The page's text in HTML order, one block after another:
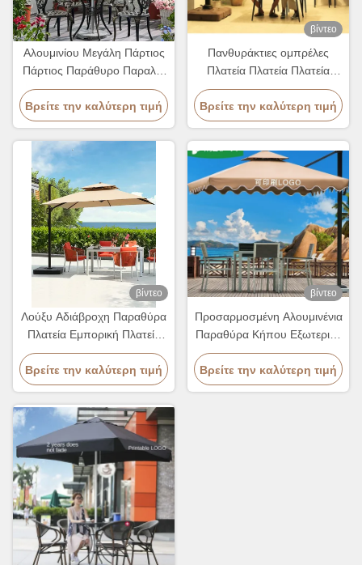
Αλουμινίου Μεγάλη Πάρτιος
Πάρτιος Παράθυρο Παραλία
Ηλιακό Παροσόλ Στύλος
Σταθμός Παράθυρο 2.7M
Βρείτε την καλύτερη τιμή
βίντεο
Πανθυράκτιες ομπρέλες
Πλατεία Πλατεία Πλατεία
Παράσιτα με φως LED και
προσαρμοσμένο λογότυπο
Βρείτε την καλύτερη τιμή
βίντεο
Λούξυ Αδιάβροχη Παραθύρα
Πλατεία Εμπορική Πλατεία
Κήπος Ηλιοθεραπεία
Παραθύρα
Βρείτε την καλύτερη τιμή
βίντεο
Προσαρμοσμένη Αλουμινένια
Παραθύρα Κήπου Εξωτερική
Πλατεία Αδιάβροχη
Παραθύρα
Βρείτε την καλύτερη τιμή